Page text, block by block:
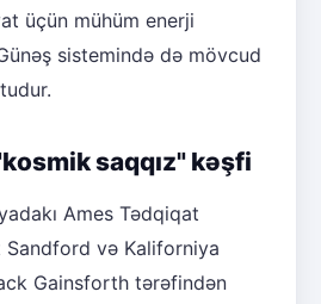
üçün mühüm enerji
sistemində də mövcud
saqqız" kəşfi
Ames Tədqiqat
və Kaliforniya
Gainsforth tərəfindən